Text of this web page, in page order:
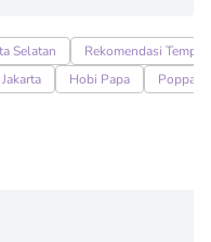
Selatan
Rekomendasi Tempat
Hobi Papa Poppapa